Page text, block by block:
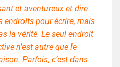
et aventureux et dire
endroits pour écrire, mais
la vérité. Le seul endroit
n’est autre que le
Parfois, c’est dans